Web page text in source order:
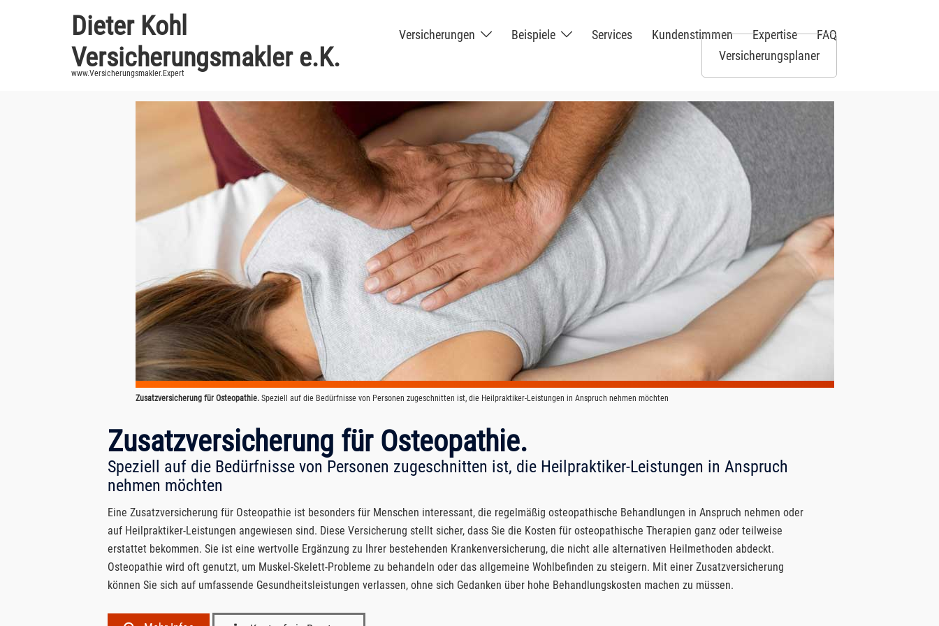
Dieter Kohl
Versicherungsmakler e.K.
www.Versicherungsmakler.Expert
Versicherungen Beispiele Services Kundenstimmen Expertise
FAQ
Versicherungsplaner
Zusatzversicherung für Osteopathie. Speziell auf die Bedürfnisse von Personen zugeschnitten ist, die Heilpraktiker-Leistungen in Anspruch nehmen möchten
Zusatzversicherung für Osteopathie.
Speziell auf die Bedürfnisse von Personen zugeschnitten ist, die Heilpraktiker-Leistungen in Anspruch
nehmen möchten
Eine Zusatzversicherung für Osteopathie ist besonders für Menschen interessant, die regelmäßig osteopathische Behandlungen in Anspruch nehmen oder
auf Heilpraktiker-Leistungen angewiesen sind. Diese Versicherung stellt sicher, dass Sie die Kosten für osteopathische Therapien ganz oder teilweise
erstattet bekommen. Sie ist eine wertvolle Ergänzung zu Ihrer bestehenden Krankenversicherung, die nicht alle alternativen Heilmethoden abdeckt.
Osteopathie wird oft genutzt, um Muskel-Skelett-Probleme zu behandeln oder das allgemeine Wohlbefinden zu steigern. Mit einer Zusatzversicherung
können Sie sich auf umfassende Gesundheitsleistungen verlassen, ohne sich Gedanken über hohe Behandlungskosten machen zu müssen.